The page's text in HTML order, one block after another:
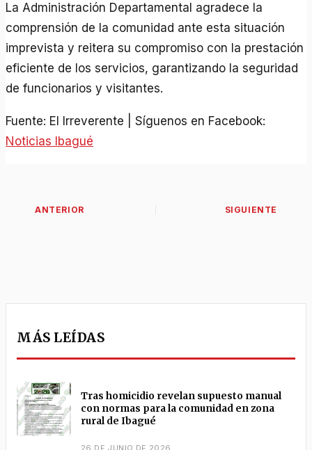
La Administración Departamental agradece la
comprensión de la comunidad ante esta situación
imprevista y reitera su compromiso con la prestación
eficiente de los servicios, garantizando la seguridad
de funcionarios y visitantes.
Fuente: El Irreverente | Síguenos en Facebook:
Noticias Ibagué
MÁS LEÍDAS
Tras homicidio revelan supuesto manual
con normas para la comunidad en zona
rural de Ibagué
26 DE JUNIO DE 2026